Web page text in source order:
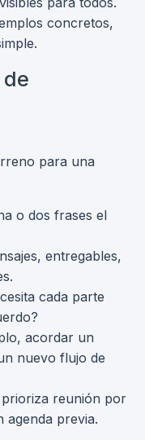
concretos,
para una
o dos frases el
entregables,
cada parte
acordar un
nuevo flujo de
reunión por
agenda previa.